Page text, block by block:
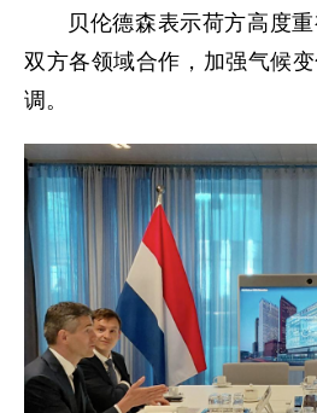
贝伦德森表示荷方高度
双方各领域合作，加强气候
调。